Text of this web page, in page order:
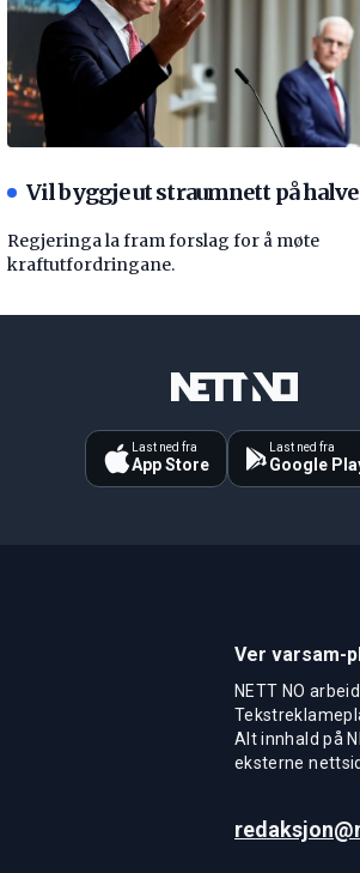
Vil byggje ut straumnett på
Regjeringa la fram forslag for å møte
kraftutfordringane.
Last ned fra
App Store
Last ned fra
Google
Ver varsam-
NETT NO
Alt innhald på
eksterne